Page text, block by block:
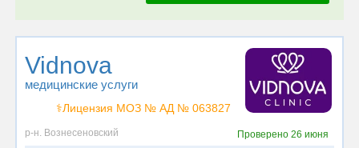
Vidnova
медицинские услуги
⚕️Лицензия МОЗ № АД № 063827
р-н. Вознесеновский Проверено 26 июня